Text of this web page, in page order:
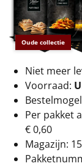
€75 tot €100
€100 en hoger
Alle
Thema
Origineel
Rituals
Oude collectie
Niet meer
Voorraad:
Per pakket
€ 0,60
Magazijn: 15